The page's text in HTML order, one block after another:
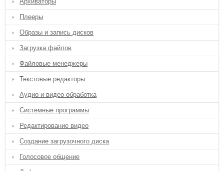
Плееры
Образы и запись дисков
Загрузка файлов
Файловые менеджеры
Текстовые редакторы
Аудио и видео обработка
Системные программы
Редактирование видео
Создание загрузочного диска
Голосовое общение